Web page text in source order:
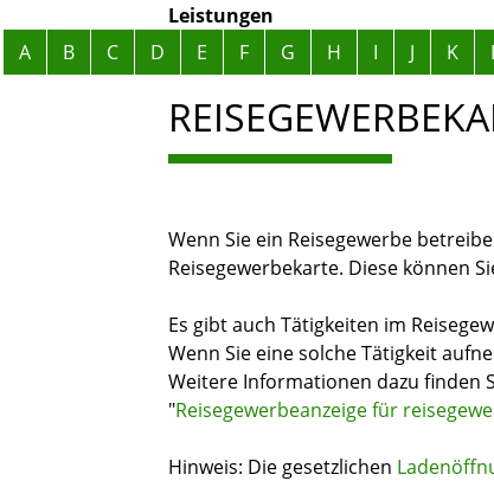
Leistungen
Alphabetisches Register überspringen
A B C D E F G H I J K
Wenn Sie ein Reisegewerbe
Reisegewerbekarte. Diese können
Es gibt auch Tätigkeiten im
Wenn Sie eine solche Tätigkeit
Weitere Informationen dazu finden
"Reisegewerbeanzeige für
Hinweis: Die gesetzlichen